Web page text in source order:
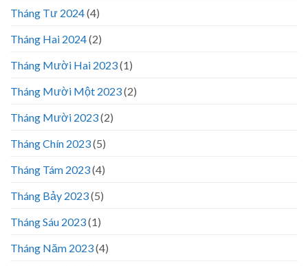
Tháng Tư 2024(4)
Tháng Hai 2024(2)
Tháng Mười Hai 2023(1)
Tháng Mười Một 2023(2)
Tháng Mười 2023(2)
Tháng Chín 2023(5)
Tháng Tám 2023(4)
Tháng Bảy 2023(5)
Tháng Sáu 2023(1)
Tháng Năm 2023(4)